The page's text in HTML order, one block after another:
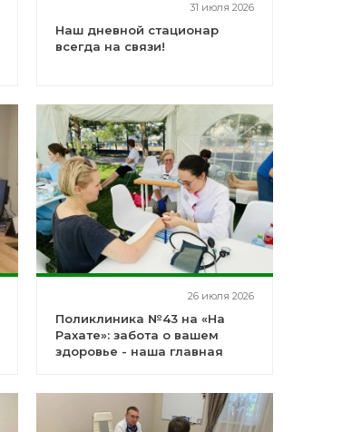
31 июля 2026
Наш дневной стационар
всегда на связи!
26 июля 2026
Поликлиника №43 на «На
Рахате»: забота о вашем
здоровье - наша главная